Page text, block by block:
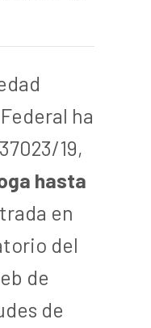
ha
19,
hasta
en
del
de
de